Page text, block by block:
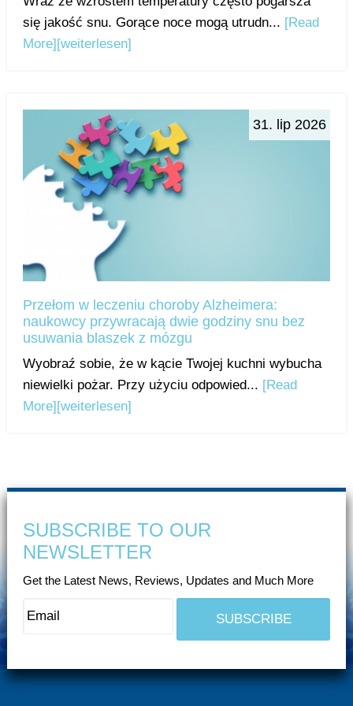
się jakość snu. Gorące noce mogą utrudn... [Read
More] [weiterlesen]
31. lip 2026
Przełom w leczeniu choroby Alzheimera:
naukowcy przywracają dwie godziny snu bez
usuwania blaszek z mózgu
Wyobraź sobie, że w kącie Twojej kuchni wybucha
niewielki pożar. Przy użyciu odpowied... [Read
More] [weiterlesen]
SUBSCRIBE TO OUR
NEWSLETTER
Get the Latest News, Reviews, Updates and Much More